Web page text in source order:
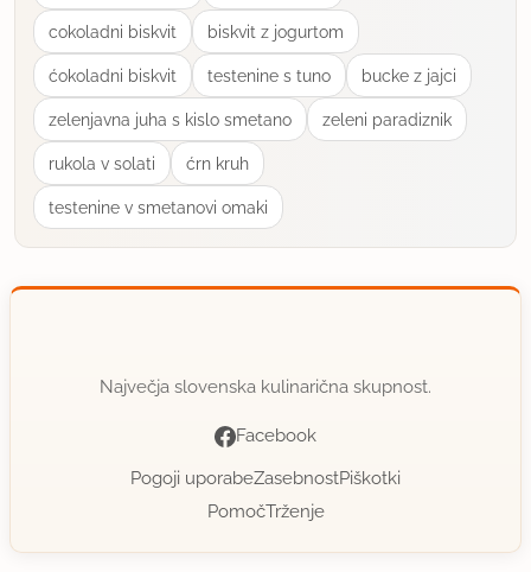
cokoladni biskvit biskvit z jogurtom
ćokoladni biskvit testenine s tuno bucke z jajci
zelenjavna juha s kislo smetano zeleni paradiznik
rukola v solati ćrn kruh
testenine v smetanovi omaki
Največja slovenska kulinarična skupnost.
Facebook
Pogoji uporabeZasebnostPiškotki
PomočTrženje